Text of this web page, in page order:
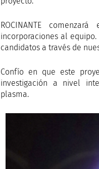
ROCINANTE
incorporaciones al
candidatos a través de
Confío en que este
investigación a nivel
plasma.